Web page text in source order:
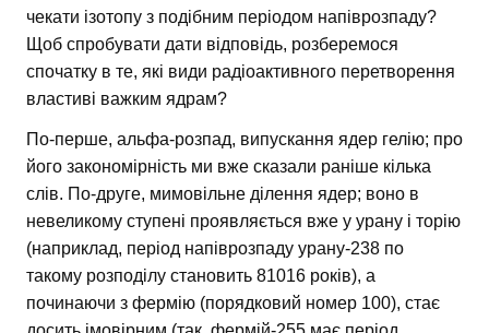
чекати ізотопу з подібним періодом напіврозпаду?
Щоб спробувати дати відповідь, розберемося
спочатку в те, які види радіоактивного перетворення
властиві важким ядрам?
По-перше, альфа-розпад, випускання ядер гелію; про
його закономірність ми вже сказали раніше кілька
слів. По-друге, мимовільне ділення ядер; воно в
невеликому ступені проявляється вже у урану і торію
(наприклад, період напіврозпаду урану-238 по
такому розподілу становить 81016 років), а
починаючи з фермію (порядковий номер 100), стає